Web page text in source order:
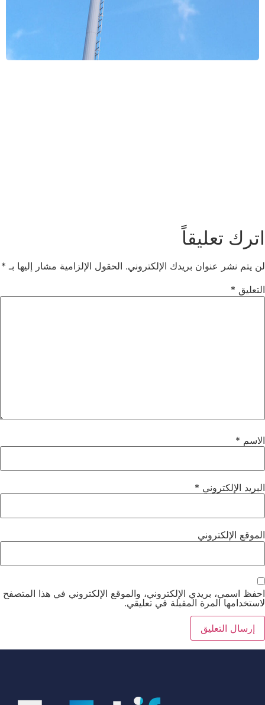
اترك تعليقاً
لن يتم نشر عنوان بريدك الإلكتروني. الحقول الإلزامية مشار إليها بـ *
التعليق *
الاسم *
البريد الإلكتروني *
الموقع الإلكتروني
احفظ اسمي، بريدي الإلكتروني، والموقع الإلكتروني في هذا المتصفح
لاستخدامها المرة المقبلة في تعليقي.